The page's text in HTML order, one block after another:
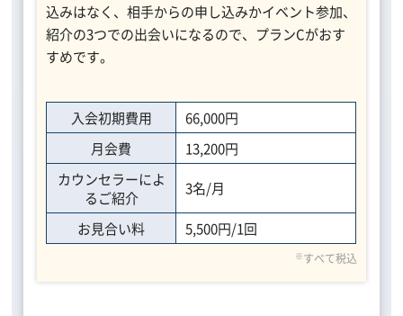
込みはなく、相手からの申し込みかイベント参加、
紹介の3つでの出会いになるので、プランCがおす
すめです。
入会初期費用
66,000円
月会費
13,200円
カウンセラーによ
るご紹介
3名/月
お見合い料 5,500円/1回
※すべて税込